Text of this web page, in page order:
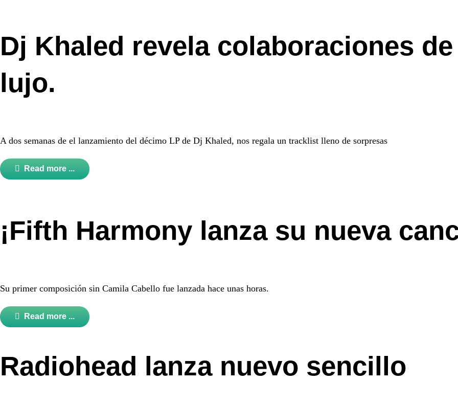
Dj Khaled revela colaboraciones de
lujo.
A dos semanas de el lanzamiento del décimo LP de Dj Khaled, nos regala un tracklist lleno de sorpresas
Read more ...
¡Fifth Harmony lanza su nueva
Su primer composición sin Camila Cabello fue lanzada hace unas horas.
Read more ...
Radiohead lanza nuevo sencillo